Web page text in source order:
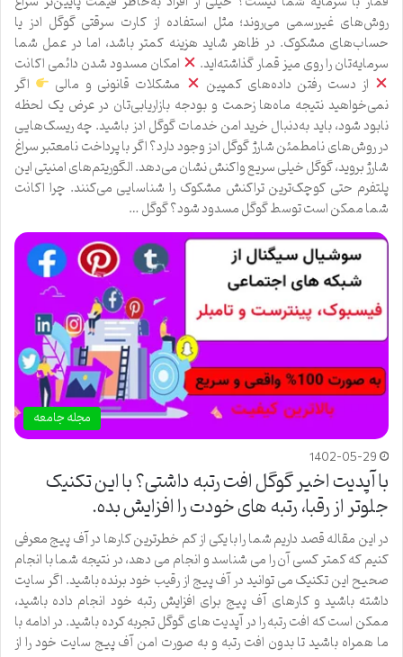
روش‌های غیررسمی می‌روند؛ مثل استفاده از کارت سرقتی گوگل ادز یا
حساب‌های مشکوک. در ظاهر شاید هزینه کمتر باشد، اما در عمل شما
سرمایه‌تان را روی میز قمار گذاشته‌اید. امکان مسدود شدن دائمی اکانت
از دست رفتن داده‌های کمپین مشکلات قانونی و مالی اگر
نمی‌خواهید نتیجه ماه‌ها زحمت و بودجه بازاریابی‌تان در عرض یک لحظه
نابود شود، باید به‌دنبال خرید امن خدمات گوگل ادز باشید. چه ریسک‌هایی
در روش‌های نامطمئن شارژ گوگل ادز وجود دارد؟ اگر با پرداخت نامعتبر سراغ
شارژ بروید، گوگل خیلی سریع واکنش نشان می‌دهد. الگوریتم‌های امنیتی این
پلتفرم حتی کوچک‌ترین تراکنش مشکوک را شناسایی می‌کنند. چرا اکانت
شما ممکن است توسط گوگل مسدود شود؟ گوگل …
مجله جامعه
1402-05-29
با آپدیت اخیر گوگل افت رتبه داشتی؟ با این تکنیک
جلوتر از رقبا، رتبه های خودت را افزایش بده.
در این مقاله قصد داریم شما را با یکی از کم خطرترین کارها در آف پیج معرفی
کنیم که کمتر کسی آن را می شناسد و انجام می دهد، در نتیجه شما با انجام
صحیح این تکنیک می توانید در آف پیج از رقیب خود برنده باشید. اگر سایت
داشته باشید و کارهای آف پیج برای افزایش رتبه خود انجام داده باشید،
ممکن است که افت رتبه را در آپدیت های گوگل تجربه کرده باشید. در ادامه با
ما همراه باشید تا بدون افت رتبه و به صورت امن آف پیج سایت خود را از